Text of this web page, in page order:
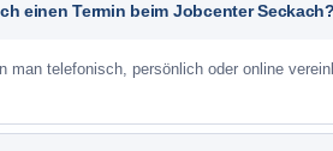
einen Termin beim Jobcenter Seckach?
man telefonisch, persönlich oder online